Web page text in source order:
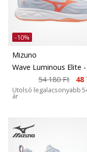
5
Ismerd
meg
az
új
PUMA
Accelerate
NITRO
SQD
cipőket!
Fedezd
Méret
Teamsales
Carbon
Kollekció
Kényelem és
-10%
Mizuno
Wave Luminous Elite
54 180 Ft
48
Utolsó legalacsonyabb
ár